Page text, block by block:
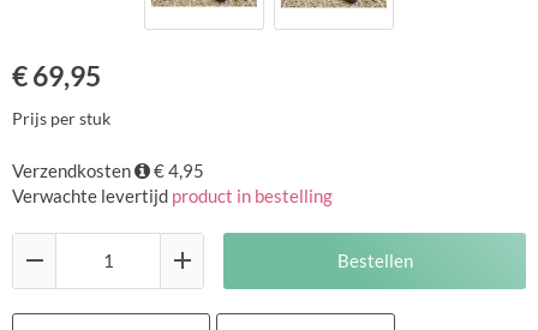
€69,95
Prijs per stuk
Verzendkosten
€ 4,95
Verwachte levertijd product in bestelling
Bestellen